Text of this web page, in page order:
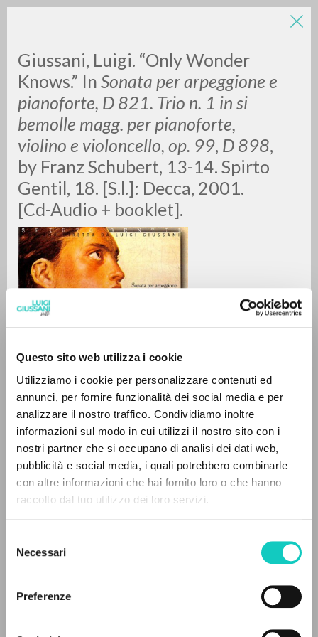
Questo sito web utilizza i cookie
Utilizziamo i cookie per personalizzare contenuti ed
annunci, per fornire funzionalità dei social media e per
analizzare il nostro traffico. Condividiamo inoltre
informazioni sul modo in cui utilizzi il nostro sito con i
nostri partner che si occupano di analisi dei dati web,
pubblicità e social media, i quali potrebbero combinarle
con altre informazioni che hai fornito loro o che hanno
raccolto dal tuo utilizzo dei loro servizi.
delNecessari
Preferenze
Giussani, Luigi. “Only Wonder
Knows.” In Sonata per arpeggione e
pianoforte, D 821. Trio n. 1 in si
bemolle magg. per pianoforte,
violino e violoncello, op. 99, D 898,
by Franz Schubert, 13-14. Spirto
Gentil, 18. [S.l.]: Decca, 2001.
[Cd-Audio + booklet].
Giussani Luigi
Autore
Schubert Franz
Compositore
DECCA
Inglese
2001
21/05/2025
0DOCUMENTI TROVATI
RISULTATI SUCCESSIVI
IL PROGETTO
Il portale raccoglie e rende accessibili gli scritti
di Luigi Giussani: quasi 5000 voci bibliografiche,
testi integrali in 5 lingue e percorsi tematici
dedicati.